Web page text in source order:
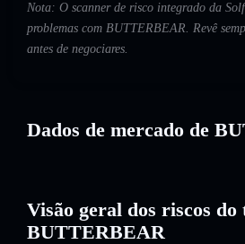
Nota: O scanner de risco integrado da
problemas com BUTTERBEAR. Revê
antes de negociares.
Dados de mercado de
Visão geral dos riscos do
BUTTERBEAR